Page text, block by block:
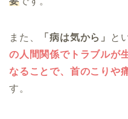
また、 「病は気から」 と
の人間関係でトラブルが
なることで、首のこりや
す。